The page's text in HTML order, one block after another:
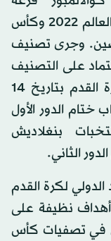
التصفيات الآسيوية المشتركة لكأس العالم 2022 وكأس
في الصين. وجرى تصنيف
على التصنيف
الأخير الصادر عن الاتحاد الدولي لكرة القدم بتاريخ 14
في أعقاب ختام الدور الأول
بنغلاديش
الثاني.
الدولي لكرة القدم
أهداف نظيفة على
في تصفيات كأس